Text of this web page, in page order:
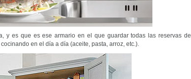
y es que es ese armario en el que guardar todas las reservas de
en el día a día (aceite, pasta, arroz, etc.).